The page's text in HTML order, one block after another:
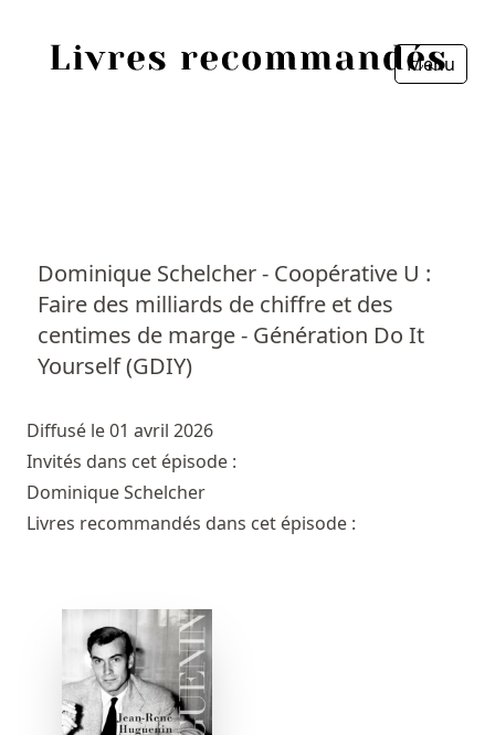
Menu
Dominique Schelcher - Coopérative U :
Faire des milliards de chiffre et des
centimes de marge - Génération Do It
Yourself (GDIY)
Diffusé le 01 avril 2026
Invités dans cet épisode :
Dominique Schelcher
Livres recommandés dans cet épisode :
Personnes
Livres
Livres les plus recommandés
Prix littéraires
Fermer